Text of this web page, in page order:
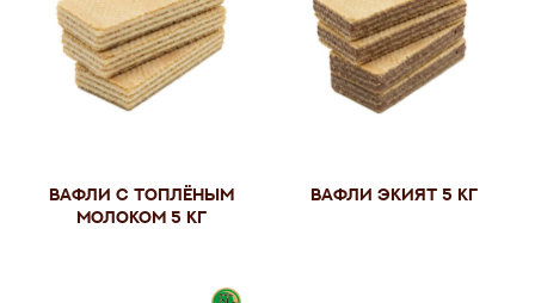
Вафли с топлёным
молоком 5 кг
Вафли Экият 5 кг